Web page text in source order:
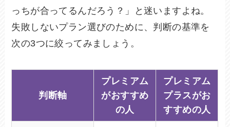
っちが合ってるんだろう？」と迷いますよね。
失敗しないプラン選びのために、判断の基準を
次の3つに絞ってみましょう。
判断軸
プレミアム
がおすすめ
の人
プレミアム
プラスがお
すすめの人